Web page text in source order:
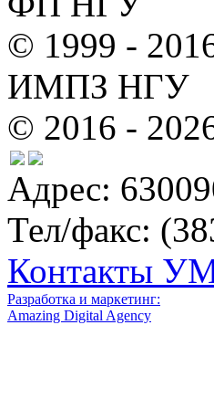
© 1999 -
ИМПЗ НГУ
© 2016 -
Адрес:
Тел/факс:
Контакты
Разработка и маркетинг:
Amazing Digital Agency